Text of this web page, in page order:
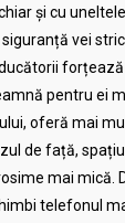
și cu
vei
pentru ei
oferă mai
de față,
mai mică.
telefonul